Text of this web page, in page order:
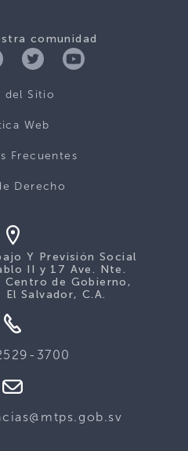
comunidad
del Sitio
Web
Frecuentes
Derecho
Y Previsión Social
II y 17 Ave. Nte.
de Gobierno,
El Salvador, C.A.
3700